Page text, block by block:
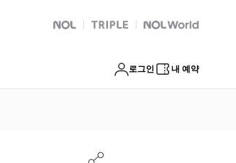
NOL 트리플 Global Interpark
로그인 내 예약